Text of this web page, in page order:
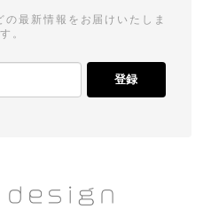
最新情報をお届けいたしま
す。
登録